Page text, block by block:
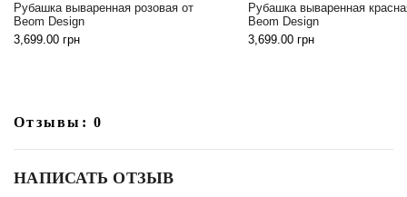
Рубашка вываренная розовая от
Beom Design
3,699.00 грн
Рубашка вываренная
Beom Design
3,699.00 грн
Отзывы: 0
НАПИСАТЬ ОТЗЫВ